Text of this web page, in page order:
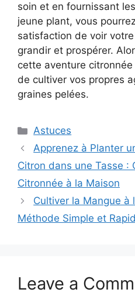
soin et en fournissant
jeune plant, vous
satisfaction de voir
grandir et prospérer.
cette aventure
de cultiver vos propres
graines pelées.
Categories
Astuces
Apprenez à Planter
Citron dans une Tasse :
Citronnée à la Maison
Cultiver la Mangue à
Méthode Simple et
Leave a